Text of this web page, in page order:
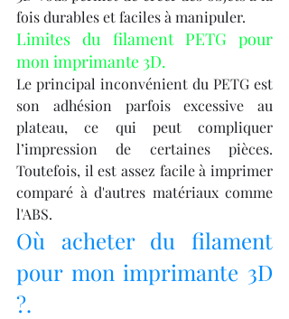
fois durables et faciles à manipuler.
Limites du filament PETG pour
mon imprimante 3D.
Le principal inconvénient du PETG est
son adhésion parfois excessive au
plateau, ce qui peut compliquer
l’impression de certaines pièces.
Toutefois, il est assez facile à imprimer
comparé à d'autres matériaux comme
l'ABS.
Où acheter du filament
pour mon imprimante 3D
?.